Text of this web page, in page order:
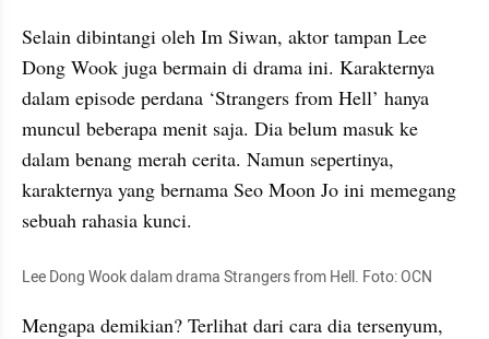
Selain dibintangi oleh Im Siwan, aktor tampan Lee
Dong Wook juga bermain di drama ini. Karakternya
dalam episode perdana ‘Strangers from Hell’ hanya
muncul beberapa menit saja. Dia belum masuk ke
dalam benang merah cerita. Namun sepertinya,
karakternya yang bernama Seo Moon Jo ini memegang
sebuah rahasia kunci.
Lee Dong Wook dalam drama Strangers from Hell. Foto: OCN
Mengapa demikian? Terlihat dari cara dia tersenyum,